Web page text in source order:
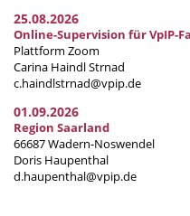
25.08.2026
Online-Supervision für VpIP-
Plattform Zoom
Carina Haindl Strnad
c.haindlstrnad@vpip.de
01.09.2026
Region Saarland
66687 Wadern-Noswendel
Doris Haupenthal
d.haupenthal@vpip.de